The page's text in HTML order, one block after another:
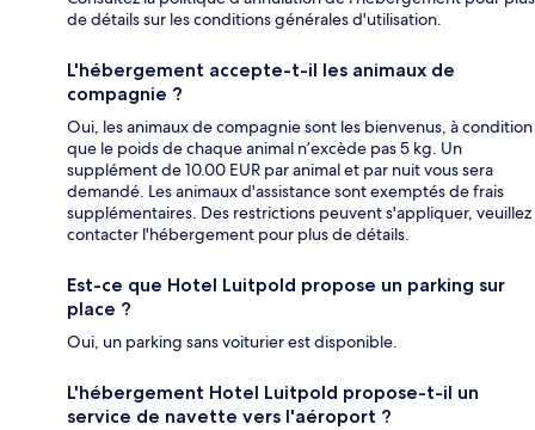
de détails sur les conditions générales d'utilisation.
L'hébergement accepte-t-il les animaux de
compagnie ?
Oui, les animaux de compagnie sont les bienvenus, à condition
que le poids de chaque animal n’excède pas 5 kg. Un
supplément de 10.00 EUR par animal et par nuit vous sera
demandé. Les animaux d'assistance sont exemptés de frais
supplémentaires. Des restrictions peuvent s'appliquer, veuillez
contacter l'hébergement pour plus de détails.
Est-ce que Hotel Luitpold propose un parking sur
place ?
Oui, un parking sans voiturier est disponible.
L'hébergement Hotel Luitpold propose-t-il un
service de navette vers l'aéroport ?